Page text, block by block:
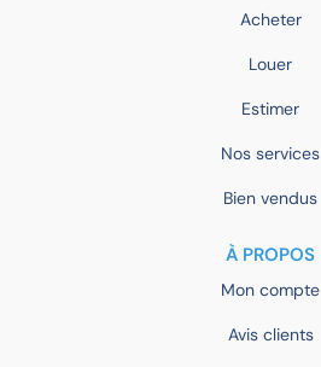
Acheter
Louer
Estimer
Nos services
Bien vendus
À PROPOS
Mon compte
Avis clients